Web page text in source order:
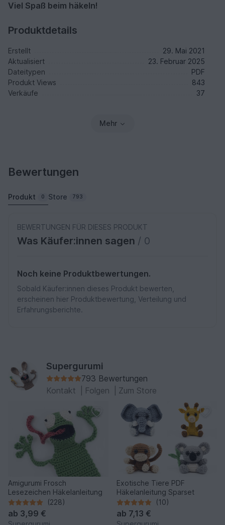
Viel Spaß beim häkeln!
Produktdetails
Erstellt
29. Mai 2021
Aktualisiert
23. Februar 2025
Dateitypen
PDF
Produkt Views
843
Verkäufe
37
Mehr
Bewertungen
Produkt 0 Store 793
BEWERTUNGEN FÜR DIESES PRODUKT
Was Käufer:innen sagen / 0
Noch keine Produktbewertungen.
Sobald Käufer:innen dieses Produkt bewerten,
erscheinen hier Produktbewertung, Verteilung und
Erfahrungsberichte.
Supergurumi
793 Bewertungen
Kontakt
Folgen Zum Store
Amigurumi Frosch
Lesezeichen Häkelanleitung
(228)
ab 3,99 €
Exotische Tiere PDF
Häkelanleitung Sparset
(10)
ab 7,13 €